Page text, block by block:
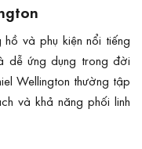
và phụ kiện nổi tiếng
dễ ứng dụng trong đời
Wellington thường tập
và khả năng phối linh